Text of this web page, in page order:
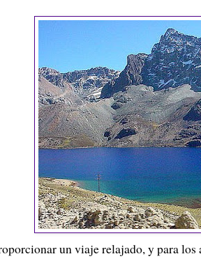
un viaje relajado, y para